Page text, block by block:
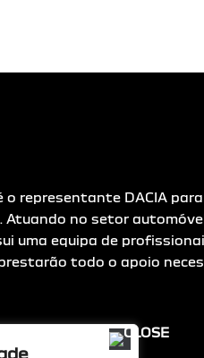
o representante DACIA
Atuando no setor
uma equipa de
todo o apoio